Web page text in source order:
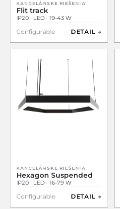
KANCELÁRSKE RIEŠENIA
Flit track
IP20 · LED · 19-43 W
Configurable DETAIL →
KANCELÁRSKE RIEŠENIA
Hexagon Suspended
IP20 · LED · 16-79 W
Configurable DETAIL →